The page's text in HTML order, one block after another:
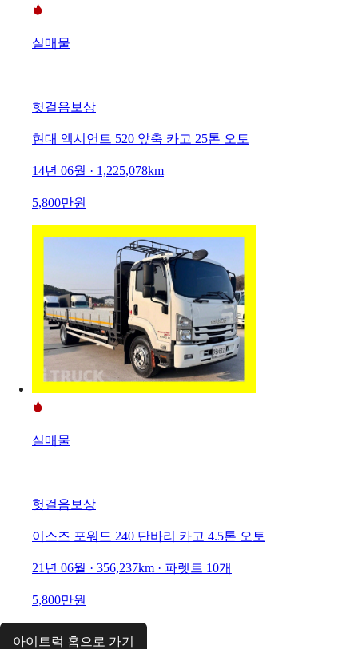
실매물
헛걸음보상
현대 엑시언트 520 앞축 카고 25톤 오토
14년 06월 · 1,225,078km
5,800만원
실매물
헛걸음보상
이스즈 포워드 240 단바리 카고 4.5톤 오토
21년 06월 · 356,237km · 파렛트 10개
5,800만원
아이트럭 홈으로 가기